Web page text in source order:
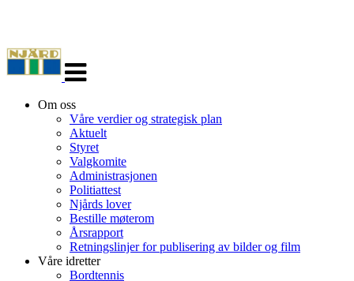
navigasjon
Om oss
Våre verdier og strategisk plan
Aktuelt
Styret
Valgkomite
Administrasjonen
Politiattest
Njårds lover
Bestille møterom
Årsrapport
Retningslinjer for publisering av bilder og film
Våre idretter
Bordtennis